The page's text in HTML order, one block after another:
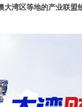
湾区等地的产业联